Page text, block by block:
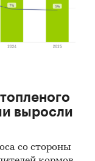
ООН
Agriculture
Валютного
Fund).
выросли
со стороны